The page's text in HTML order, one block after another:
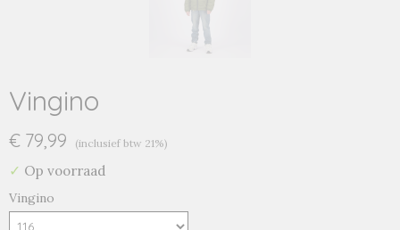
Vingino
€ 79,99 (inclusief btw 21%)
✓ Op voorraad
Vingino